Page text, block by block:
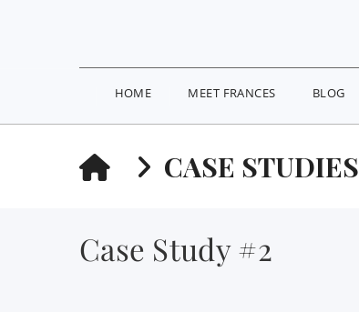
HOME MEET FRANCES BLOG
HOMECASE STUDIES
Case Study #2